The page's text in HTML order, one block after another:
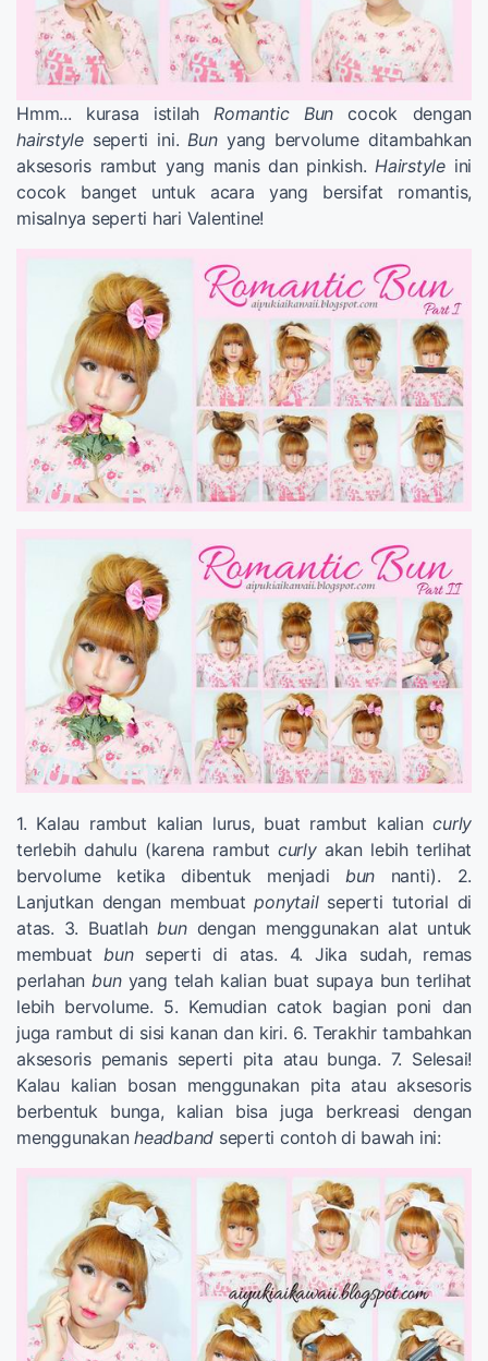
Hmm... kurasa istilahRomantic Bun cocok dengan
hairstyleseperti ini.Bunyang bervolume ditambahkan
aksesoris rambut yang manis dan pinkish.Hairstyleini
cocok banget untuk acara yang bersifat romantis,
misalnya seperti hari Valentine!
1. Kalau rambut kalian lurus, buat rambut kaliancurly
terlebih dahulu (karena rambut curlyakan lebih terlihat
bervolume ketika dibentuk menjadi bun nanti). 2.
Lanjutkan dengan membuatponytailseperti tutorial di
atas. 3. Buatlahbundengan menggunakan alat untuk
membuatbunseperti di atas. 4. Jika sudah, remas
perlahanbunyang telah kalian buat supaya bun terlihat
lebih bervolume. 5. Kemudian catok bagian poni dan
juga rambut di sisi kanan dan kiri. 6. Terakhir tambahkan
aksesoris pemanis seperti pita atau bunga. 7. Selesai!
Kalau kalian bosan menggunakan pita atau aksesoris
berbentuk bunga, kalian bisa juga berkreasi dengan
menggunakan headband seperti contoh di bawah ini: